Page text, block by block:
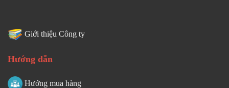
Giới thiệu Công ty
Hướng dẫn
Hướng mua hàng